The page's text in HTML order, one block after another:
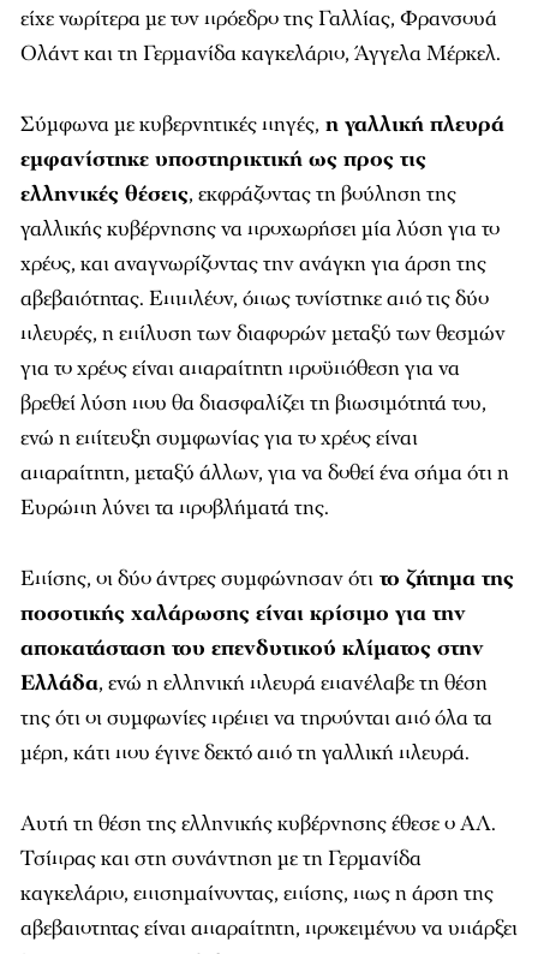
είχε νωρίτερα με τον πρόεδρο της Γαλλίας, Φρανσουά
Ολάντ και τη Γερμανίδα καγκελάριο, Άγγελα Μέρκελ.
Σύμφωνα με κυβερνητικές πηγές, η γαλλική πλευρά
εμφανίστηκε υποστηρικτική ως προς τις
ελληνικές θέσεις, εκφράζοντας τη βούληση της
γαλλικής κυβέρνησης να προχωρήσει μία λύση για το
χρέος, και αναγνωρίζοντας την ανάγκη για άρση της
αβεβαιότητας. Επιπλέον, όπως τονίστηκε από τις δύο
πλευρές, η επίλυση των διαφορών μεταξύ των θεσμών
για το χρέος είναι απαραίτητη προϋπόθεση για να
βρεθεί λύση που θα διασφαλίζει τη βιωσιμότητά του,
ενώ η επίτευξη συμφωνίας για το χρέος είναι
απαραίτητη, μεταξύ άλλων, για να δοθεί ένα σήμα ότι η
Ευρώπη λύνει τα προβλήματά της.
Επίσης, οι δύο άντρες συμφώνησαν ότι το ζήτημα της
ποσοτικής χαλάρωσης είναι κρίσιμο για την
αποκατάσταση του επενδυτικού κλίματος στην
Ελλάδα, ενώ η ελληνική πλευρά επανέλαβε τη θέση
της ότι οι συμφωνίες πρέπει να τηρούνται από όλα τα
μέρη, κάτι που έγινε δεκτό από τη γαλλική πλευρά.
Αυτή τη θέση της ελληνικής κυβέρνησης έθεσε ο ΑΛ.
Τσίπρας και στη συνάντηση με τη Γερμανίδα
καγκελάριο, επισημαίνοντας, επίσης, πως η άρση της
αβεβαιοτητας είναι απαραίτητη, προκειμένου να υπάρξει